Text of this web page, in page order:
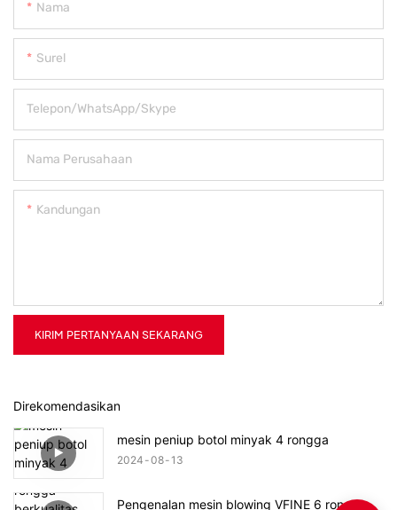
Nama
Surel
Telepon/WhatsApp/Skype
Nama Perusahaan
Kandungan
KIRIM PERTANYAAN SEKARANG
Direkomendasikan
mesin peniup botol minyak 4 rongga
2024 08 13
Pengenalan mesin blowing VFINE 6 rongga